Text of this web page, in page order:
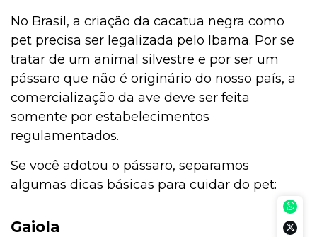
No Brasil, a criação da cacatua negra como
pet precisa ser legalizada pelo Ibama. Por se
tratar de um animal silvestre e por ser um
pássaro que não é originário do nosso país, a
comercialização da ave deve ser feita
somente por estabelecimentos
regulamentados.
Se você adotou o pássaro, separamos
algumas dicas básicas para cuidar do pet:
Gaiola